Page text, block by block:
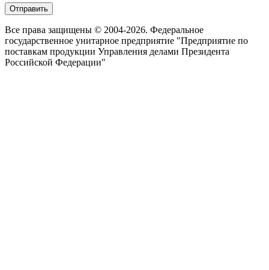
Отправить
Все права защищены © 2004-2026. Федеральное
государственное унитарное предприятие "Предприятие по
поставкам продукции Управления делами Президента
Российской Федерации"